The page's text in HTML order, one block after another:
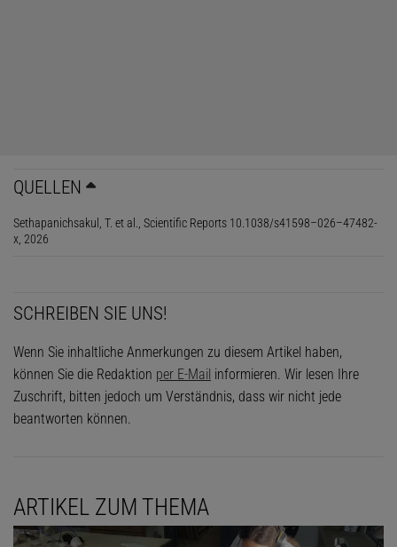
QUELLEN
Sethapanichsakul, T. et al., Scientific Reports 10.1038/s41598–026–47482-
x, 2026
SCHREIBEN SIE UNS!
Wenn Sie inhaltliche Anmerkungen zu diesem Artikel haben,
können Sie die Redaktion per E-Mail informieren. Wir lesen Ihre
Zuschrift, bitten jedoch um Verständnis, dass wir nicht jede
beantworten können.
ARTIKEL ZUM THEMA